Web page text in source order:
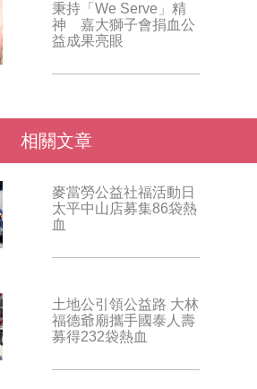
秉持「We Serve」精
神 嘉大獅子會捐血公
益成果亮眼
相關文章
麥當勞公益社福活動日
太平中山店募集86袋熱
血
土地公引領公益路 大林
福德爺廟攜手國泰人壽
募得232袋熱血